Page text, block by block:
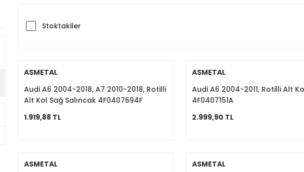
Stoktakiler
ASMETAL
Audi A6 2004-2018, A7 2010-2018, Rotilli
Alt Kol Sağ Salıncak 4F0407694F
1.919,88 TL
ASMETAL
Audi A6 2004-2011, Rotilli Alt
4F0407151A
2.999,90 TL
ASMETAL
ASMETAL